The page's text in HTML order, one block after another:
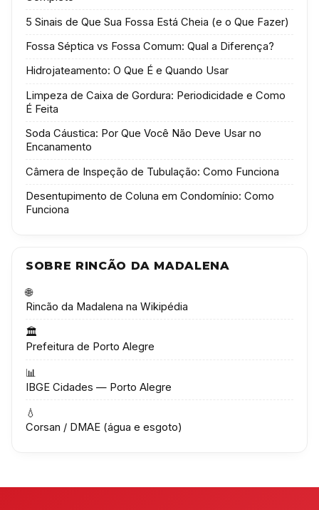
5 Sinais de Que Sua Fossa Está Cheia (e o Que Fazer)
Fossa Séptica vs Fossa Comum: Qual a Diferença?
Hidrojateamento: O Que É e Quando Usar
Limpeza de Caixa de Gordura: Periodicidade e Como
É Feita
Soda Cáustica: Por Que Você Não Deve Usar no
Encanamento
Câmera de Inspeção de Tubulação: Como Funciona
Desentupimento de Coluna em Condomínio: Como
Funciona
SOBRE RINCÃO DA MADALENA
🌐
Rincão da Madalena na Wikipédia
🏛️
Prefeitura de Porto Alegre
📊
IBGE Cidades — Porto Alegre
💧
Corsan / DMAE (água e esgoto)